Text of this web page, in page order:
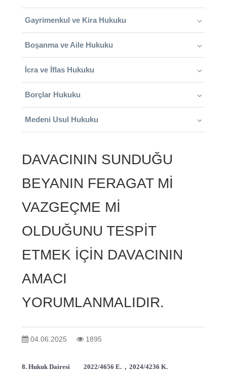
Gayrimenkul ve Kira Hukuku
Boşanma ve Aile Hukuku
İcra ve İflas Hukuku
Borçlar Hukuku
Medeni Usul Hukuku
DAVACININ SUNDUĞU
BEYANIN FERAGAT Mİ
VAZGEÇME Mİ
OLDUĞUNU TESPİT
ETMEK İÇİN DAVACININ
AMACI
YORUMLANMALIDIR.
04.06.2025 1895
8. Hukuk Dairesi 2022/4656 E. , 2024/4236 K.